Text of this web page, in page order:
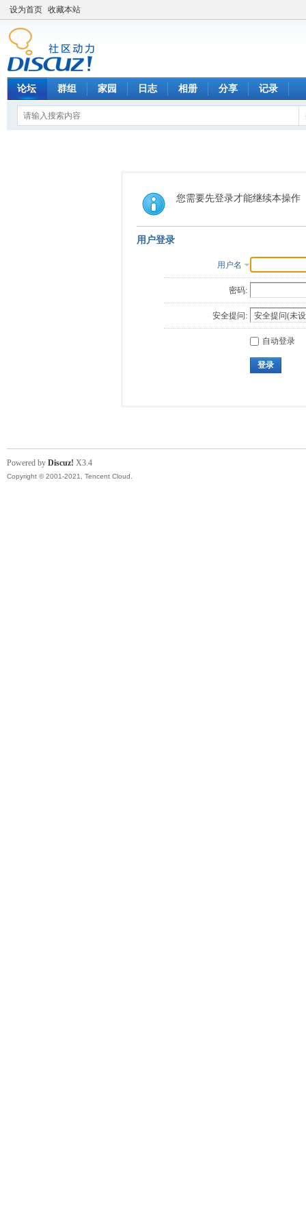
设为首页 收藏本站
论坛 群组 家园 日志 相册 分享 记录
您需要先登录才能继续本操作
用户登录
用户名
密码:
安全提问:
自动登录
登录
Powered by Discuz! X3.4
Copyright © 2001-2021, Tencent Cloud.